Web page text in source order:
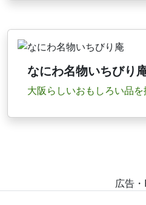
なにわ名物いちびり
広告・